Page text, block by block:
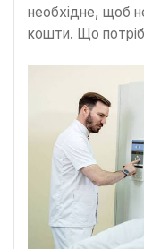
необхідне, щоб
кошти. Що